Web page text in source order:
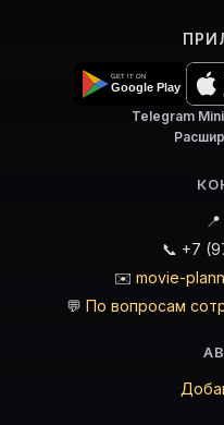
Telegram
📞 +7
✉️ movie-
💬 По вопросам